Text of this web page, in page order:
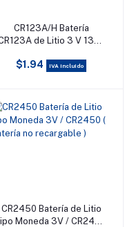
Añadir al carrito
CR123A/H Batería
de Litio 3 V 1300
$1.94 IVA incluido
Añadir al carrito
CR2450 Batería de Litio
Moneda 3V / CR2450